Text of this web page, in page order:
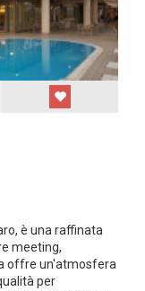
è una raffinata
meeting,
offre un'atmosfera
per